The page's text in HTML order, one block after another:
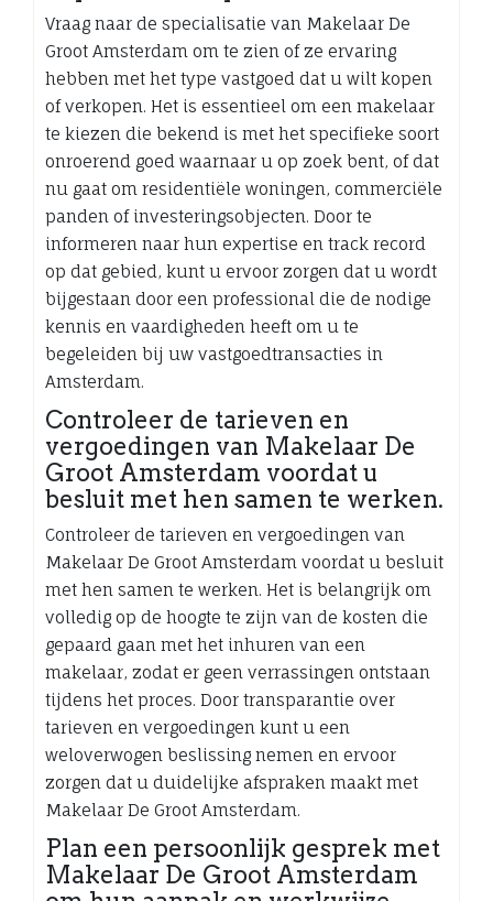
Vraag naar de specialisatie van Makelaar De
Groot Amsterdam om te zien of ze ervaring
hebben met het type vastgoed dat u wilt kopen
of verkopen. Het is essentieel om een makelaar
te kiezen die bekend is met het specifieke soort
onroerend goed waarnaar u op zoek bent, of dat
nu gaat om residentiële woningen, commerciële
panden of investeringsobjecten. Door te
informeren naar hun expertise en track record
op dat gebied, kunt u ervoor zorgen dat u wordt
bijgestaan door een professional die de nodige
kennis en vaardigheden heeft om u te
begeleiden bij uw vastgoedtransacties in
Amsterdam.
Controleer de tarieven en
vergoedingen van Makelaar De
Groot Amsterdam voordat u
besluit met hen samen te werken.
Controleer de tarieven en vergoedingen van
Makelaar De Groot Amsterdam voordat u besluit
met hen samen te werken. Het is belangrijk om
volledig op de hoogte te zijn van de kosten die
gepaard gaan met het inhuren van een
makelaar, zodat er geen verrassingen ontstaan
tijdens het proces. Door transparantie over
tarieven en vergoedingen kunt u een
weloverwogen beslissing nemen en ervoor
zorgen dat u duidelijke afspraken maakt met
Makelaar De Groot Amsterdam.
Plan een persoonlijk gesprek met
Makelaar De Groot Amsterdam